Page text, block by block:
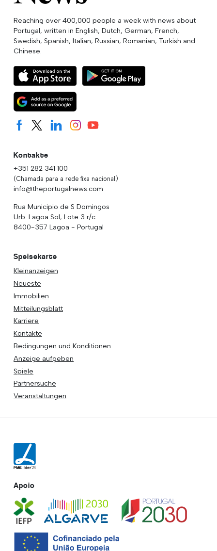
Reaching over 400,000 people a week with news about
Portugal, written in English, Dutch, German, French,
Swedish, Spanish, Italian, Russian, Romanian, Turkish and
Chinese.
Kontakte
+351 282 341 100
(Chamada para a rede fixa nacional)
info@theportugalnews.com
Rua Municipio de S Domingos
Urb. Lagoa Sol, Lote 3 r/c
8400-357 Lagoa - Portugal
Speisekarte
Kleinanzeigen
Neueste
Immobilien
Mitteilungsblatt
Karriere
Kontakte
Bedingungen und Konditionen
Anzeige aufgeben
Spiele
Partnersuche
Veranstaltungen
Apoio